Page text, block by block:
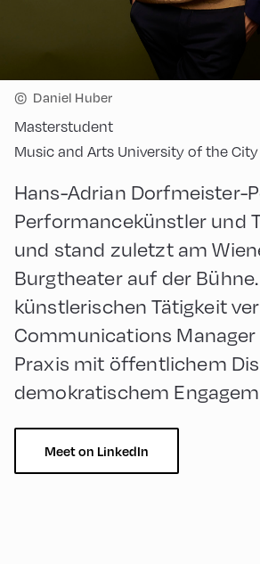
© Daniel Huber
Masterstudent
Music and Arts University of the
Hans-Adrian Dorfmeister-
Performancekünstler und
und stand zuletzt am
Burgtheater auf der
künstlerischen Tätigkeit
Communications
Praxis mit öffentlichem
demokratischem
Meet on LinkedIn